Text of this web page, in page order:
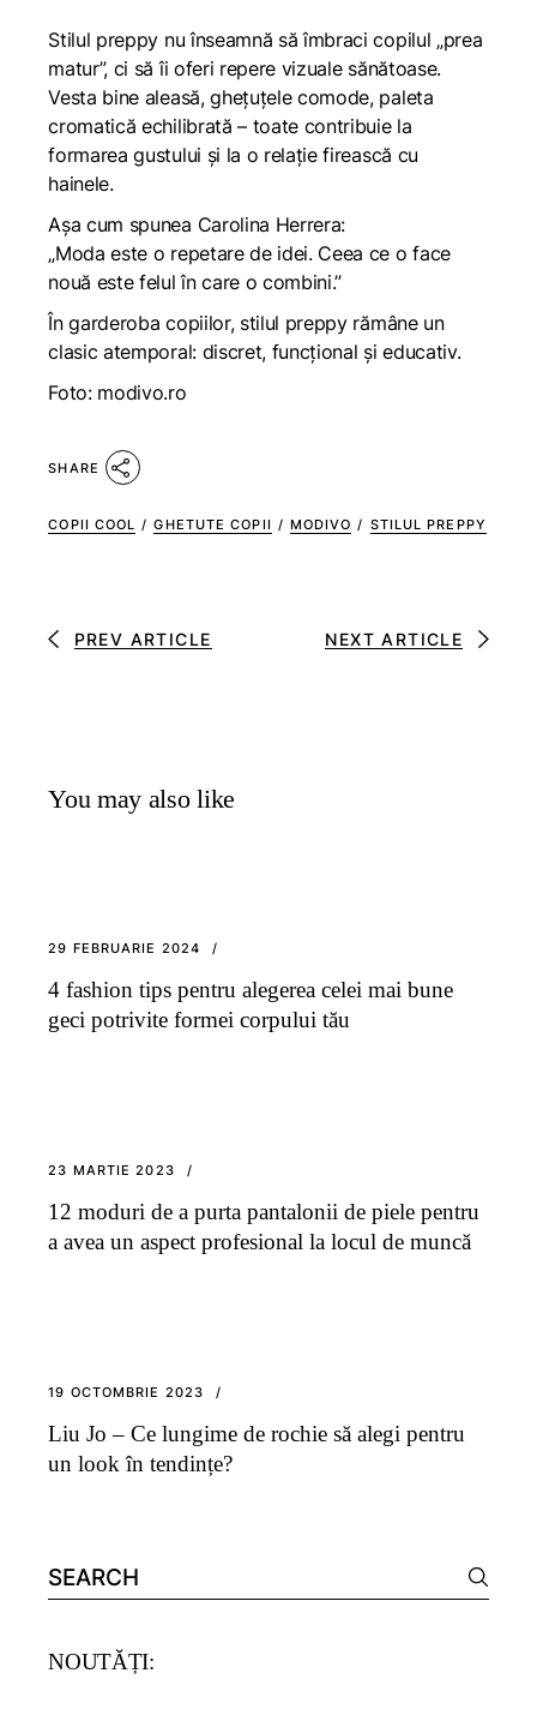
Stilul preppy nu înseamnă să îmbraci copilul „prea
matur”, ci să îi oferi repere vizuale sănătoase.
Vesta bine aleasă, ghețuțele comode, paleta
cromatică echilibrată – toate contribuie la
formarea gustului și la o relație firească cu
hainele.
Așa cum spunea Carolina Herrera:
„Moda este o repetare de idei. Ceea ce o face
nouă este felul în care o combini.”
În garderoba copiilor, stilul preppy rămâne un
clasic atemporal: discret, funcțional și educativ.
Foto: modivo.ro
SHARE
COPII COOL / GHETUTE COPII / MODIVO / STILUL PREPPY
PREV ARTICLE NEXT ARTICLE
You may also like
29 FEBRUARIE 2024
4 fashion tips pentru alegerea celei mai bune
geci potrivite formei corpului tău
23 MARTIE 2023
12 moduri de a purta pantalonii de piele pentru
a avea un aspect profesional la locul de muncă
19 OCTOMBRIE 2023
Liu Jo – Ce lungime de rochie să alegi pentru
un look în tendințe?
Search
for:
NOUTĂȚI: